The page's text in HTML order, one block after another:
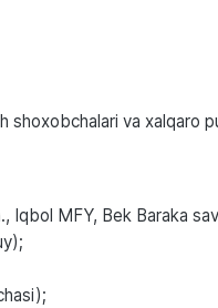
shoxobchalari va xalqaro
Iqbol MFY, Bek Baraka